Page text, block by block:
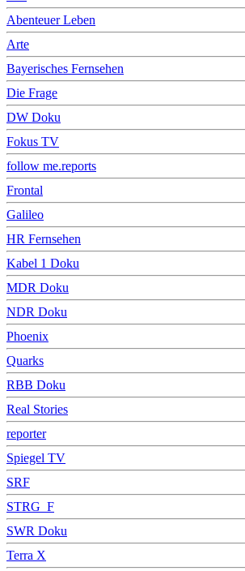
Abenteuer Leben
Arte
Bayerisches Fernsehen
Die Frage
DW Doku
Fokus TV
follow me.reports
Frontal
Galileo
HR Fernsehen
Kabel 1 Doku
MDR Doku
NDR Doku
Phoenix
Quarks
RBB Doku
Real Stories
reporter
Spiegel TV
SRF
STRG_F
SWR Doku
Terra X